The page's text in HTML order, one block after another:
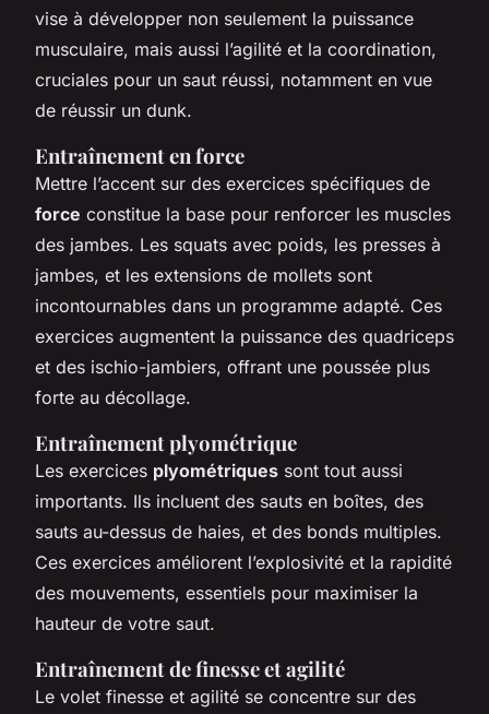
vise à développer non seulement la puissance
musculaire, mais aussi l’agilité et la coordination,
cruciales pour un saut réussi, notamment en vue
de réussir un dunk.
Entraînement en force
Mettre l’accent sur des exercices spécifiques de
force constitue la base pour renforcer les muscles
des jambes. Les squats avec poids, les presses à
jambes, et les extensions de mollets sont
incontournables dans un programme adapté. Ces
exercices augmentent la puissance des quadriceps
et des ischio-jambiers, offrant une poussée plus
forte au décollage.
Entraînement plyométrique
Les exercices plyométriques sont tout aussi
importants. Ils incluent des sauts en boîtes, des
sauts au-dessus de haies, et des bonds multiples.
Ces exercices améliorent l’explosivité et la rapidité
des mouvements, essentiels pour maximiser la
hauteur de votre saut.
Entraînement de finesse et agilité
Le volet finesse et agilité se concentre sur des